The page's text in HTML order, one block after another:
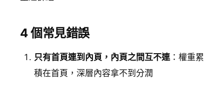
4 個常見錯誤
只有首頁連到內頁，內頁之間互不連：權重累
積在首頁，深層內容拿不到分潤